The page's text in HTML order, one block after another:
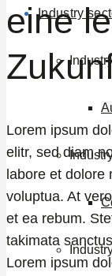
Industry
eine
Lorem ipsum
elitr, sed diam
labore et dolore
voluptua. At
et ea rebum.
takimata
Lorem ipsum